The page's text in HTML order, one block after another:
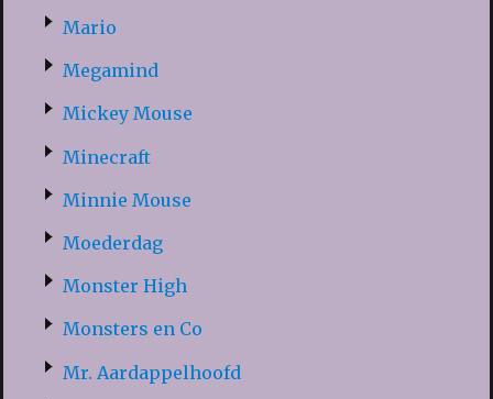
Mario
Megamind
Mickey Mouse
Minecraft
Minnie Mouse
Moederdag
Monster High
Monsters en Co
Mr. Aardappelhoofd